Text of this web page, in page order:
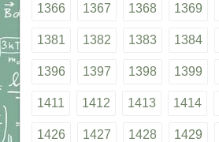
1366 1367 1368 1369
1381 1382 1383 1384
1396 1397 1398 1399
1411 1412 1413 1414
1426 1427 1428 1429